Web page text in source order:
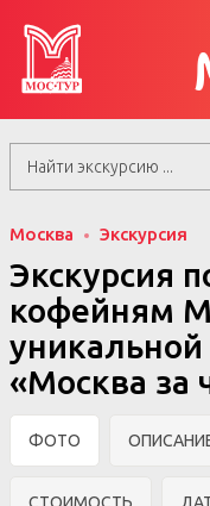
Москва Экскурсия
Экскурсия
кофейням
уникальной
«Москва за
ФОТО